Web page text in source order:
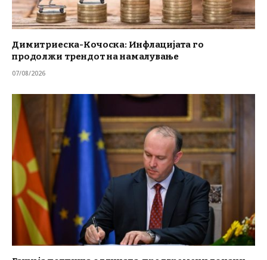
Димитриеска-Кочоска: Инфлацијата го
продолжи трендот на намалување
07/08/2026